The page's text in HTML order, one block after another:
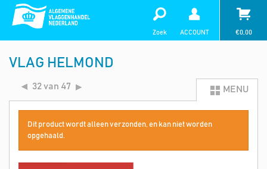
Zoek ACCOUNT €0,00
VLAG HELMOND
32 van 47 MENU
Dit product wordt alleen verzonden, en kan niet worden
opgehaald.